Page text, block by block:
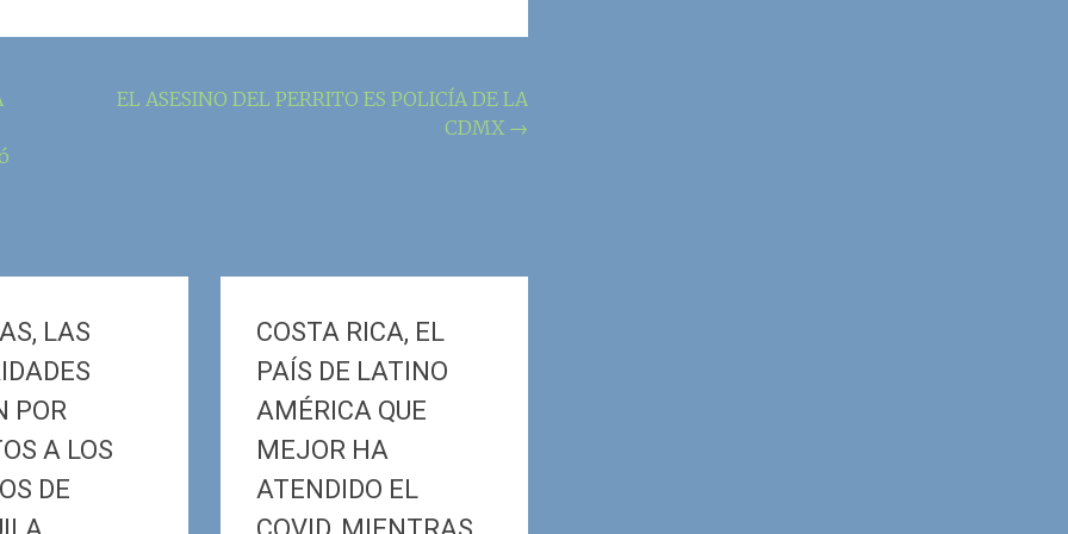
EL ASESINO DEL PERRITO ES POLICÍA DE LA
CDMX →
LAS
POR
A LOS
DE
COSTA RICA, EL
PAÍS DE LATINO
AMÉRICA QUE
MEJOR HA
ATENDIDO EL